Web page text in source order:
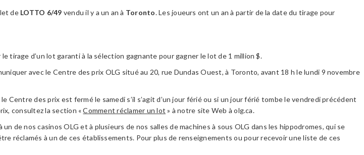
de LOTTO 6/49 vendu il y a un an à Toronto. Les joueurs ont un an à partir de la date du tirage pour
tirage d’un lot garanti à la sélection gagnante pour gagner le lot de 1 million $.
avec le Centre des prix OLG situé au 20, rue Dundas Ouest, à Toronto, avant 18 h le lundi 9 novembre
des prix est fermé le samedi s’il s’agit d’un jour férié ou si un jour férié tombe le vendredi précédent
consultez la section «Comment réclamer un lot » à notre site Web à olg.ca.
de nos casinos OLG et à plusieurs de nos salles de machines à sous OLG dans les hippodromes, qui se
réclamés à un de ces établissements. Pour plus de renseignements ou pour recevoir une liste de ces